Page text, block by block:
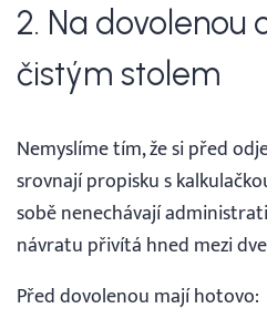
2. Na dovolenou
čistým stolem
Nemyslíme tím, že si před
srovnají propisku s
sobě nenechávají
návratu přivítá hned mezi
Před dovolenou mají hotovo: